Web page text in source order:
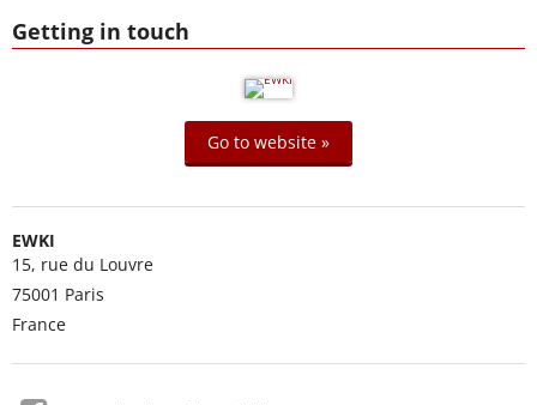
Getting in touch
Go to website »
EWKI
15, rue du Louvre
75001 Paris
France